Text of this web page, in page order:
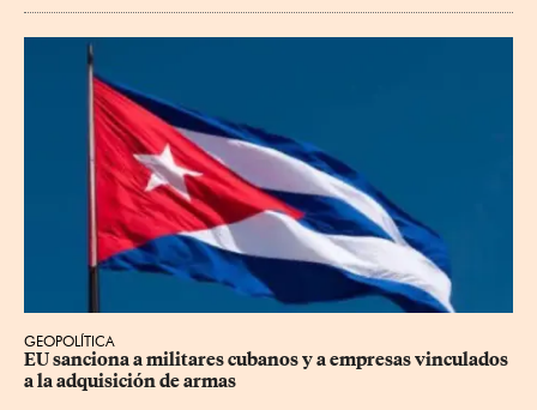
GEOPOLÍTICA
EU sanciona a militares cubanos y a empresas vinculados
a la adquisición de armas